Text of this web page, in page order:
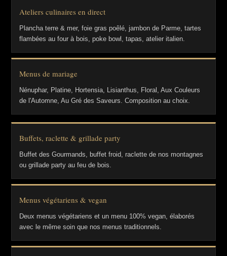
Ateliers culinaires en direct
Plancha terre & mer, foie gras poêlé, jambon de Parme, tartes
flambées au four à bois, poke bowl, tapas, atelier italien.
Menus de mariage
Nénuphar, Platine, Hortensia, Lisianthus, Floral, Aux Couleurs
de l'Automne, Au Gré des Saveurs. Composition au choix.
Buffets, raclette & grillade party
Buffet des Gourmands, buffet froid, raclette de nos montagnes
ou grillade party au feu de bois.
Menus végétariens & vegan
Deux menus végétariens et un menu 100% vegan, élaborés
avec le même soin que nos menus traditionnels.